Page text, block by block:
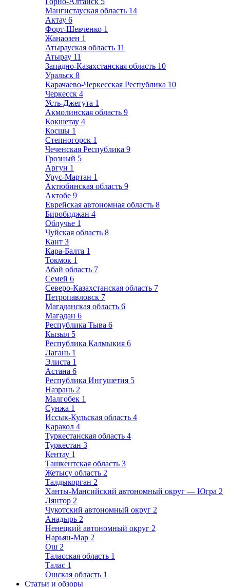
Мангистауская область 14
Актау 6
Форт-Шевченко 1
Жанаозен 1
Атырауская область 11
Атырау 11
Западно-Казахстанская область 10
Уральск 8
Карачаево-Черкесская Республика 10
Черкесск 4
Усть-Джегута 1
Акмолинская область 9
Кокшетау 4
Косшы 1
Степногорск 1
Чеченская Республика 9
Грозный 5
Аргун 1
Урус-Мартан 1
Актюбинская область 9
Актобе 9
Еврейская автономная область 8
Биробиджан 4
Облучье 1
Чуйская область 8
Кант 3
Кара-Балта 1
Токмок 1
Абай область 7
Семей 6
Северо-Казахстанская область 7
Петропавловск 7
Магаданская область 6
Магадан 6
Республика Тыва 6
Кызыл 5
Республика Калмыкия 6
Лагань 1
Элиста 1
Астана 6
Республика Ингушетия 5
Назрань 2
Малгобек 1
Сунжа 1
Иссык-Кульская область 4
Каракол 4
Туркестанская область 4
Туркестан 3
Кентау 1
Ташкентская область 3
Жетысу область 2
Талдыкорган 2
Ханты-Мансийский автономный округ — Югра 2
Лянтор 2
Чукотский автономный округ 2
Анадырь 2
Ненецкий автономный округ 2
Нарьян-Мар 2
Ош 2
Таласская область 1
Талас 1
Ошская область 1
Статьи и обзоры